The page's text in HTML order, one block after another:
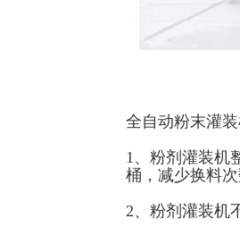
全自动粉末灌
1、粉剂灌装机
桶，减少换料
2、粉剂灌装机